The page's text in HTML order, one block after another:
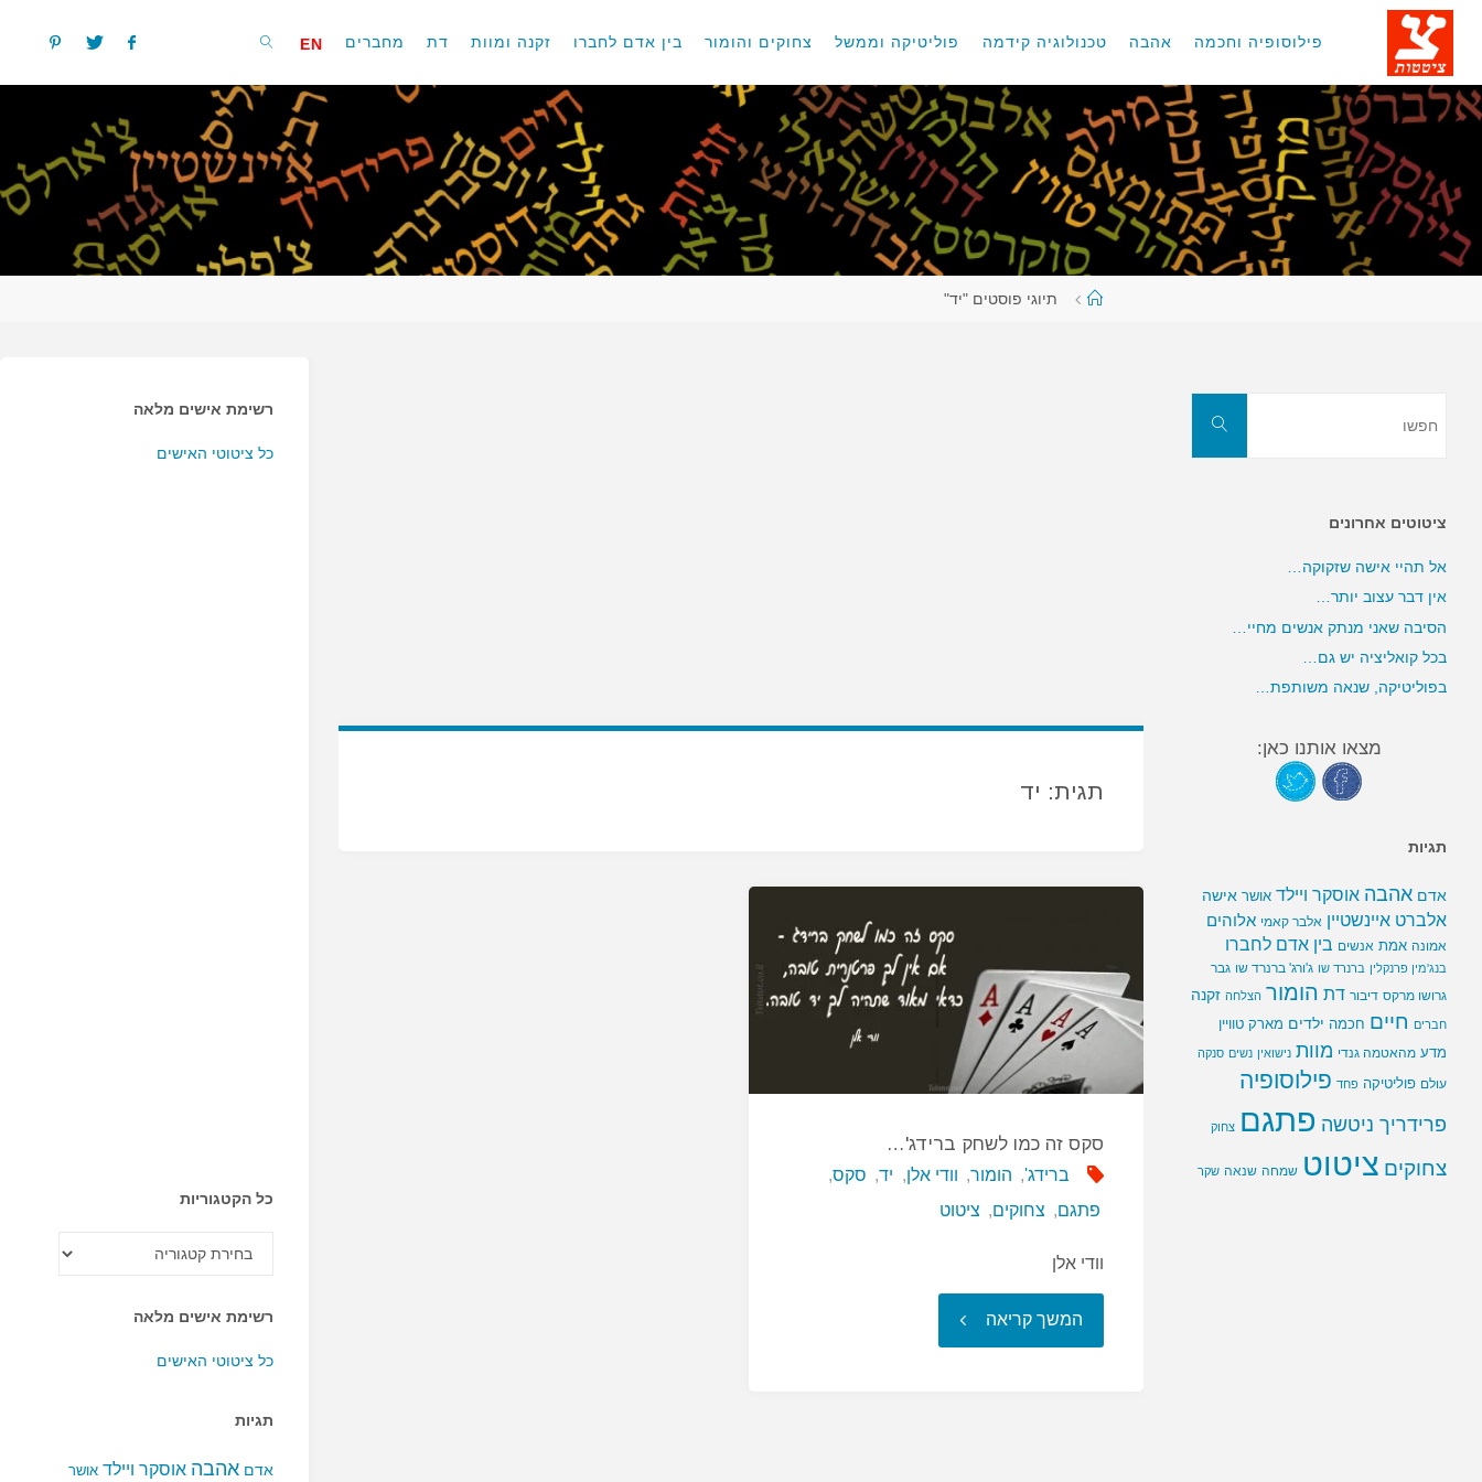
דלגו
פילוסופיה וחכמה אהבה טכנולוגיה קידמה פוליטיקה וממשל צחוקים והומור בין אדם לחברו זקנה ומוות דת מחברים EN
עמודתיוגי פוסטים "יד"
תגית: יד
סקס זה כמו לשחק ברידג'…
ברידג', הומור, וודי אלן, יד, סקס,
פתגם, צחוקים, ציטוט
וודי אלן
המשך קריאה"סקס
רשימת אישים מלאה
כל ציטוטי האישים
כל הקטגוריות
הקטגוריות
רשימת אישים מלאה
כל ציטוטי האישים
תגיות
אדם אהבה אוסקר ויילד אושר
חפשו
ציטוטים אחרונים
אל תהיי אישה שזקוקה…
אין דבר עצוב יותר…
הסיבה שאני מנתק אנשים מחיי…
בכל קואליציה יש גם…
בפוליטיקה, שנאה משותפת…
מצאו אותנו כאן:
תגיות
אדם אהבה אוסקר ויילד אושר אישה
אלברט איינשטיין אלבר קאמי אלוהים
אמונה אמת אנשים בין אדם לחברו
בנג'מין פרנקלין ברנרד שו ג'ורג' ברנרד שו גבר
גרושו מרקס דיבור דת הומור הצלחה זקנה
חברים חיים חכמה ילדים מארק טוויין
מדע מהאטמה גנדי מוות נישואין נשים סנקה
עולם פוליטיקה פחד פילוסופיה
פרידריך ניטשה פתגם צחוק
צחוקים ציטוט שמחה שנאה שקר